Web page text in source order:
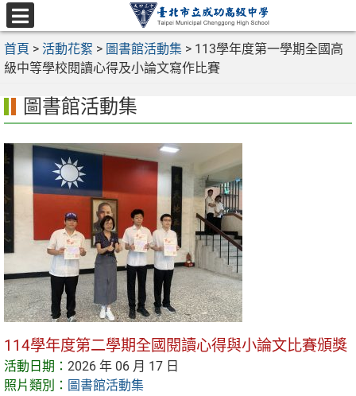
跳
至
主
要
區
選
單
首頁 > 活動花絮 > 圖書館活動集 > 113學年度第一學期全國高
級中等學校閱讀心得及小論文寫作比賽
圖書館活動集
114學年度第二學期全國閱讀心得與小論文比賽頒獎
活動日期： 2026 年 06 月 17 日
照片類別： 圖書館活動集